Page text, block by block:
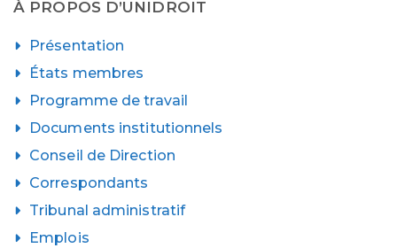
À PROPOS D’UNIDROIT
Présentation
États membres
Programme de travail
Documents institutionnels
Conseil de Direction
Correspondants
Tribunal administratif
Emplois